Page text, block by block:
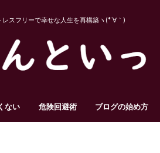
レスフリーで幸せな人生を再構築ヽ(*´∀｀)
ない 危険回避術 ブログの始め方